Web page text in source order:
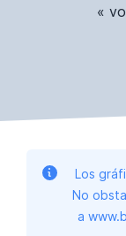
«
Los
No
a